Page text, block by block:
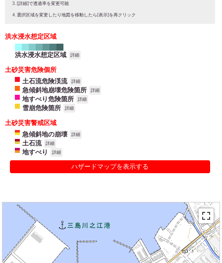
[詳細]で透過率を変更可能
選択区域を変更したり地図を移動したら[表示]を再クリック
洪水浸水想定区域
洪水浸水想定区域 詳細
土砂災害危険個所
土石流危険渓流
詳細
急傾斜地崩壊危険箇所 詳細
地すべり危険箇所 詳細
雪崩危険箇所 詳細
土砂災害警戒区域
急傾斜地の崩壊
詳細
土石流 詳細
地すべり 詳細
ハザードマップを表示する